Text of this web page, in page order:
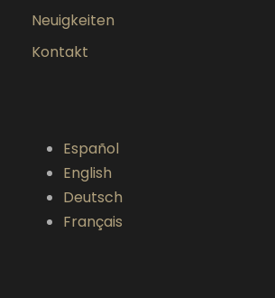
Neuigkeiten
Kontakt
Español
English
Deutsch
Français